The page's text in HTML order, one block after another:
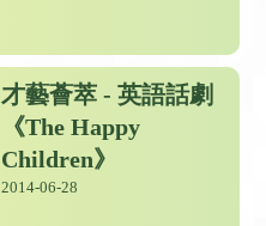
才藝薈萃 - 英語話劇
《The Happy
Children》
2014-06-28